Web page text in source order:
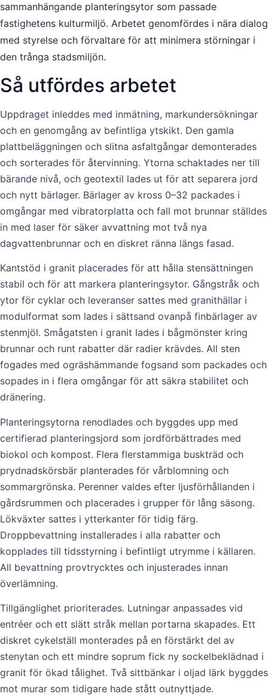
sammanhängande planteringsytor som passade
fastighetens kulturmiljö. Arbetet genomfördes i nära dialog
med styrelse och förvaltare för att minimera störningar i
den trånga stadsmiljön.
Så utfördes arbetet
Uppdraget inleddes med inmätning, markundersökningar
och en genomgång av befintliga ytskikt. Den gamla
plattbeläggningen och slitna asfaltgångar demonterades
och sorterades för återvinning. Ytorna schaktades ner till
bärande nivå, och geotextil lades ut för att separera jord
och nytt bärlager. Bärlager av kross 0–32 packades i
omgångar med vibratorplatta och fall mot brunnar ställdes
in med laser för säker avvattning mot två nya
dagvattenbrunnar och en diskret ränna längs fasad.
Kantstöd i granit placerades för att hålla stensättningen
stabil och för att markera planteringsytor. Gångstråk och
ytor för cyklar och leveranser sattes med granithällar i
modulformat som lades i sättsand ovanpå finbärlager av
stenmjöl. Smågatsten i granit lades i bågmönster kring
brunnar och runt rabatter där radier krävdes. All sten
fogades med ogräshämmande fogsand som packades och
sopades in i flera omgångar för att säkra stabilitet och
dränering.
Planteringsytorna renodlades och byggdes upp med
certifierad planteringsjord som jordförbättrades med
biokol och kompost. Flera flerstammiga buskträd och
prydnadskörsbär planterades för vårblomning och
sommargrönska. Perenner valdes efter ljusförhållanden i
gårdsrummen och placerades i grupper för lång säsong.
Lökväxter sattes i ytterkanter för tidig färg.
Droppbevattning installerades i alla rabatter och
kopplades till tidsstyrning i befintligt utrymme i källaren.
All bevattning provtrycktes och injusterades innan
överlämning.
Tillgänglighet prioriterades. Lutningar anpassades vid
entréer och ett slätt stråk mellan portarna skapades. Ett
diskret cykelställ monterades på en förstärkt del av
stenytan och ett mindre soprum fick ny sockelbeklädnad i
granit för ökad tålighet. Två sittbänkar i oljad lärk byggdes
mot murar som tidigare hade stått outnyttjade.